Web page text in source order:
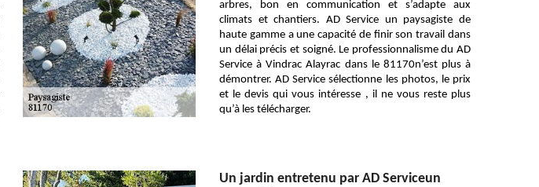
arbres, bon en communication et s’adapte aux
climats et chantiers. AD Service un paysagiste de
haute gamme a une capacité de finir son travail dans
un délai précis et soigné. Le professionnalisme du AD
Service à Vindrac Alayrac dans le 81170n’est plus à
démontrer. AD Service sélectionne les photos, le prix
et le devis qui vous intéresse , il ne vous reste plus
qu’à les télécharger.
Un jardin entretenu par AD Serviceun